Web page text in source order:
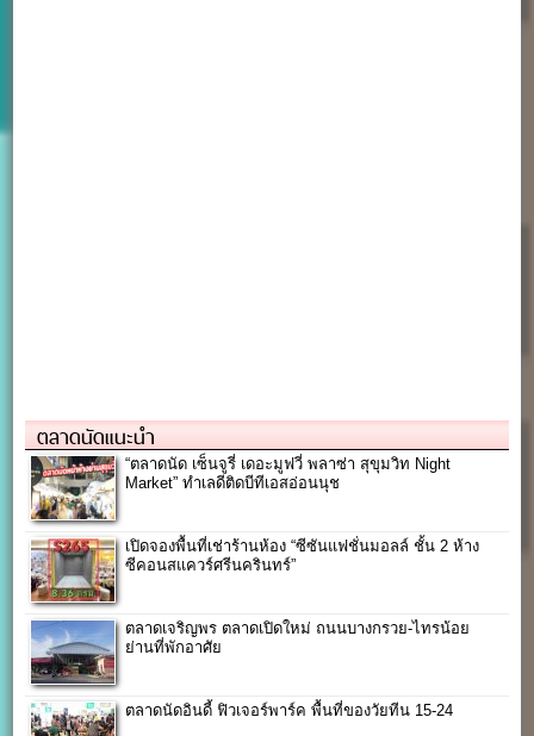
ตลาดนัดแนะนำ
“ตลาดนัด เซ็นจูรี่ เดอะมูฟวี่ พลาซ่า สุขุมวิท Night
Market” ทำเลดีติดบีทีเอสอ่อนนุช
เปิดจองพื้นที่เช่าร้านห้อง “ซีซันแฟชั่นมอลล์ ชั้น 2 ห้าง
ซีคอนสแควร์ศรีนครินทร์”
ตลาดเจริญพร ตลาดเปิดใหม่ ถนนบางกรวย-ไทรน้อย
ย่านที่พักอาศัย
ตลาดนัดอินดี้ ฟิวเจอร์พาร์ค พื้นที่ของวัยทีน 15-24